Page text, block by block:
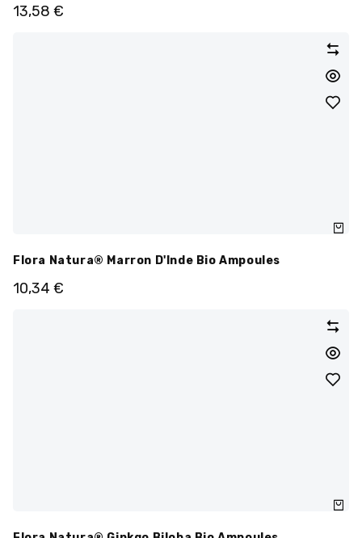
13,58 €
Flora Natura® Marron D'Inde Bio Ampoules
10,34 €